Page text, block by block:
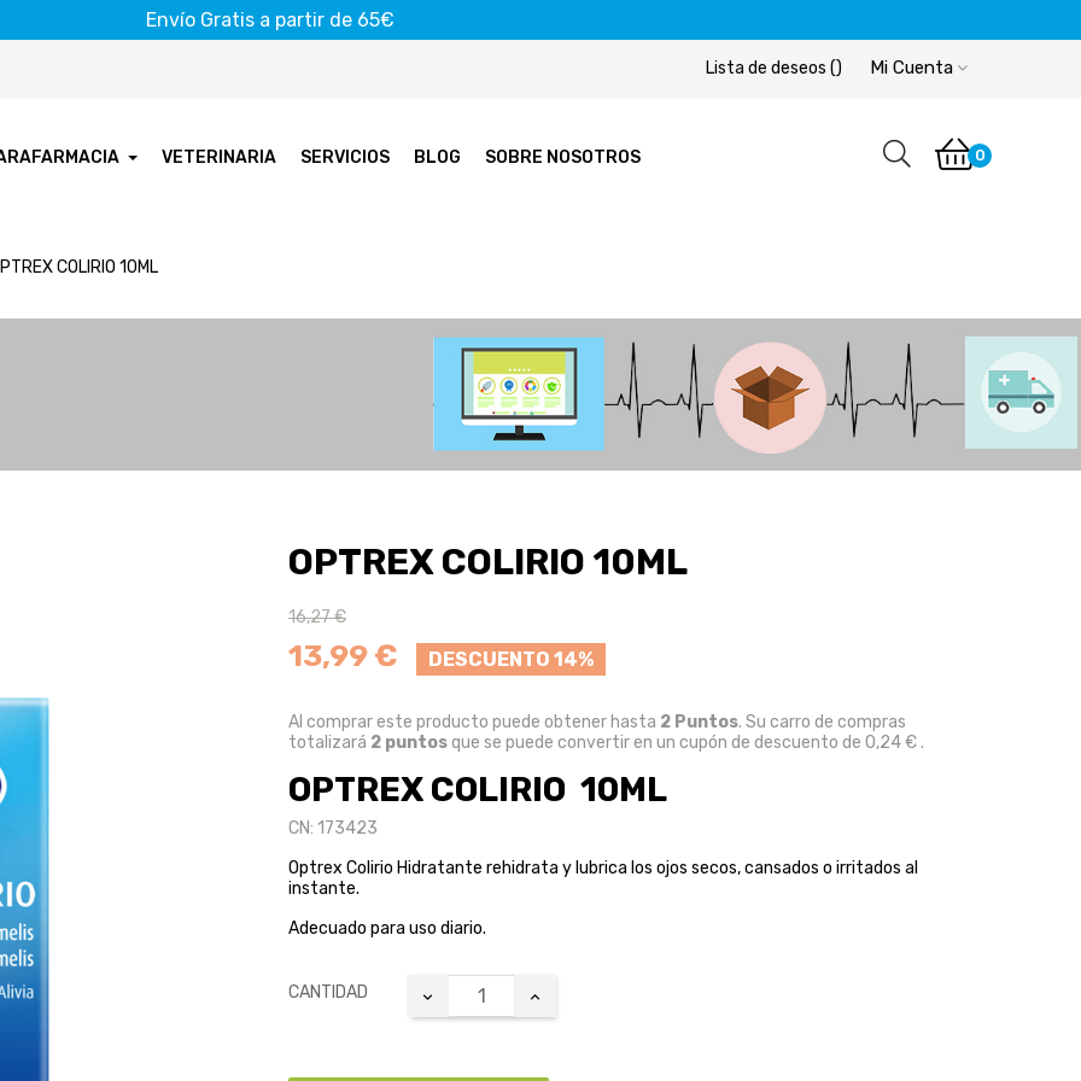
Envío Gratis a partir de 65€
Mi Cuenta
Lista de deseos ()
VETERINARIA SERVICIOS BLOG SOBRE NOSOTROS 0
COLIRIO 10ML
OPTREX COLIRIO 10ML
16,27 €
13,99 € DESCUENTO 14%
Al comprar este producto puede obtener hasta 2 Puntos. Su carro de compras
totalizará 2 puntosque se puede convertir en un cupón de descuento de 0,24 €.
OPTREX COLIRIO 10ML
CN: 173423
Optrex Colirio Hidratante rehidrata y lubrica los ojos secos, cansados o irritados al
instante.
Adecuado para uso diario.
CANTIDAD